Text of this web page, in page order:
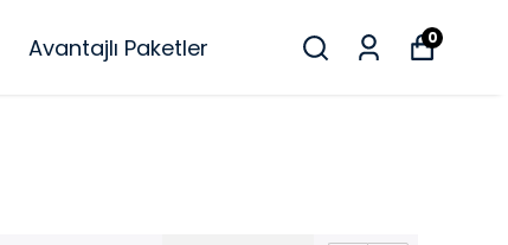
Avantajlı Paketler 0